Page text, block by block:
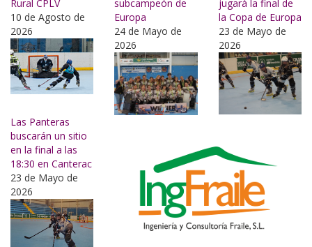
Rural CPLV
10 de Agosto de
2026
subcampeón de
Europa
24 de Mayo de
2026
jugará la final de
la Copa de Europa
23 de Mayo de
2026
Las Panteras
buscarán un sitio
en la final a las
18:30 en Canterac
23 de Mayo de
2026